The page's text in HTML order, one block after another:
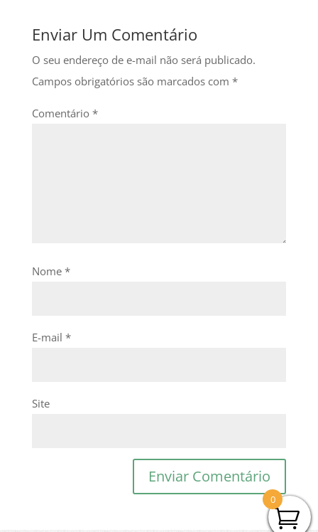
Enviar Um Comentário
O seu endereço de e-mail não será publicado.
Campos obrigatórios são marcados com *
Comentário *
Nome *
E-mail *
Site
0